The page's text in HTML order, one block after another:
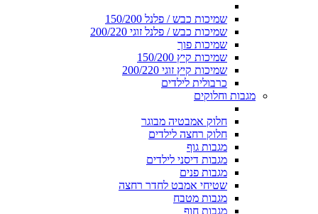
שמיכות כבש / פלנל 150/200
שמיכות כבש / פלנל זוגי 200/220
שמיכות פוך
שמיכות קיץ 150/200
שמיכות קיץ זוגי 200/220
כרבולית לילדים
מגבות וחלוקים
חלוק אמבטיה מבוגר
חלוק רחצה לילדים
מגבות גוף
מגבות דיסני לילדים
מגבות פנים
שטיחי אמבט לחדר רחצה
מגבות מטבח
מגבות חוף